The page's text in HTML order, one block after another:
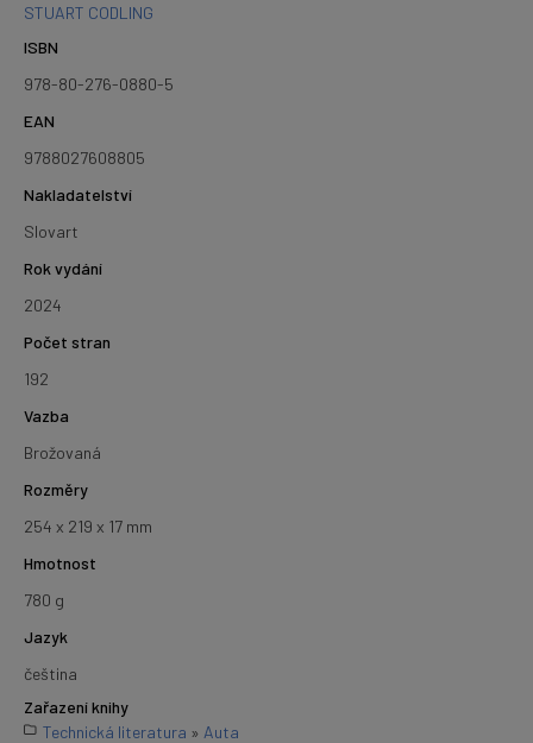
STUART CODLING
ISBN
978-80-276-0880-5
EAN
9788027608805
Nakladatelství
Slovart
Rok vydání
2024
Počet stran
192
Vazba
Brožovaná
Rozměry
254 x 219 x 17 mm
Hmotnost
780 g
Jazyk
čeština
Zařazení knihy
Technická literatura » Auta